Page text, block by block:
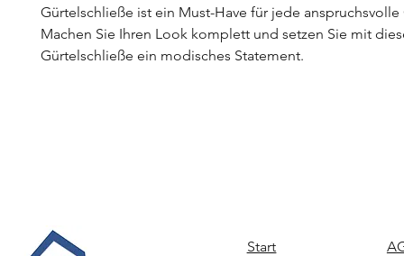
Gürtelschließe ist ein Must-Have für jede
Machen Sie Ihren Look komplett und setzen Sie mit
Gürtelschließe ein modisches Statement.
Start